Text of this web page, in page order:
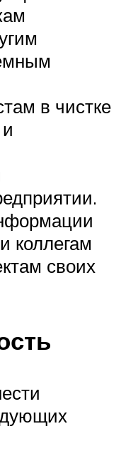
в чистке
коллегам
своих